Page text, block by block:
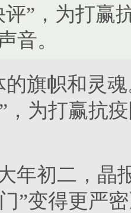
评”，为打赢
音。
旗帜和灵
，为打赢抗
年初二，晶
”变得更严